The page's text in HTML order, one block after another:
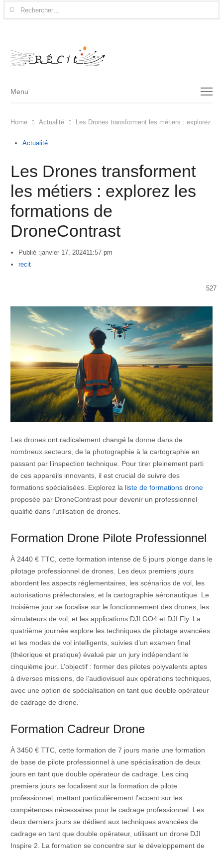
Rechercher :
Menu
Menu
Home Actualité Les Drones transforment les métiers : explorez
Actualité
Les Drones transforment
les métiers : explorez les
formations de
DroneContrast
Publié :janvier 17, 202411:57 pm
Author
recit
527
Les drones ont radicalement changé la donne dans de
nombreux secteurs, de la photographie à la cartographie en
passant par l’inspection technique. Pour tirer pleinement parti
de ces appareils innovants, il est crucial de suivre des
formations spécialisées. Explorez la liste de formations drone
proposée par DroneContrast pour devenir un professionnel
qualifié dans l’utilisation de drones.
Formation Drone Pilote Professionnel
À 2440 € TTC, cette formation intense de 5 jours plonge dans le
pilotage professionnel de drones. Les deux premiers jours
abordent les aspects réglementaires, les scénarios de vol, les
autorisations préfectorales, et la cartographie aéronautique. Le
troisième jour se focalise sur le fonctionnement des drones, les
simulateurs de vol, et les applications DJI GO4 et DJI Fly. La
quatrième journée explore les techniques de pilotage avancées
et les modes de vol intelligents, suivies d’un examen final
(théorique et pratique) évalué par un jury indépendant le
cinquième jour. L’objectif : former des pilotes polyvalents aptes
à diverses missions, de l’audiovisuel aux opérations techniques,
avec une option de spécialisation en tant que double opérateur
de cadrage de drone.
Formation Cadreur Drone
À 3450 € TTC, cette formation de 7 jours marie une formation
de base de pilote professionnel à une spécialisation de deux
jours en tant que double opérateur de cadrage. Les cinq
premiers jours se focalisent sur la formation de pilote
professionnel, mettant particulièrement l’accent sur les
compétences nécessaires pour le cadrage professionnel. Les
deux derniers jours se dédient aux techniques avancées de
cadrage en tant que double opérateur, utilisant un drone DJI
Inspire 2. La formation se concentre sur le développement de